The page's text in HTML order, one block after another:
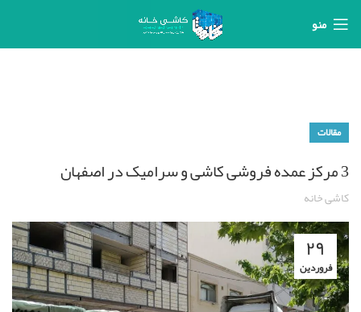
منو
مقالات
3 مرکز عمده فروشی کاشی و سرامیک در اصفهان
کاشی خانه
۲۹
فروردین